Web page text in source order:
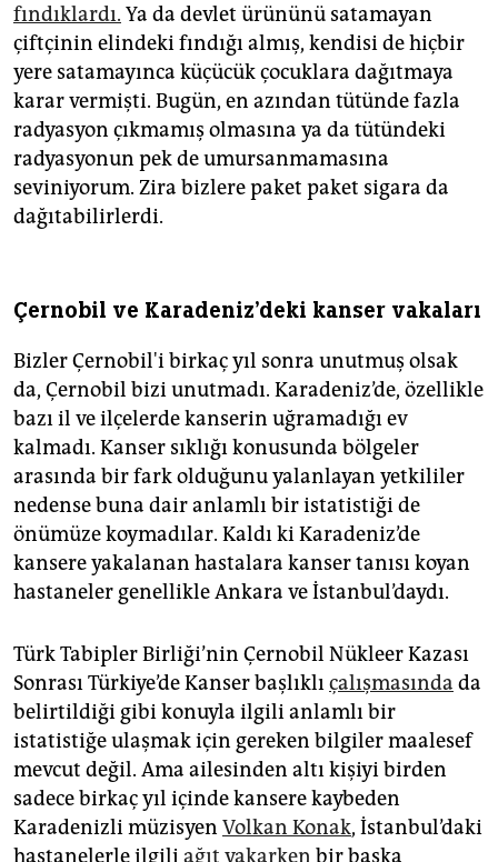
fındıklardı. Ya da devlet ürününü satamayan
çiftçinin elindeki fındığı almış, kendisi de hiçbir
yere satamayınca küçücük çocuklara dağıtmaya
karar vermişti. Bugün, en azından tütünde fazla
radyasyon çıkmamış olmasına ya da tütündeki
radyasyonun pek de umursanmamasına
seviniyorum. Zira bizlere paket paket sigara da
dağıtabilirlerdi.
Çernobil ve Karadeniz'deki kanser vakaları
Bizler Çernobil'i birkaç yıl sonra unutmuş olsak
da, Çernobil bizi unutmadı. Karadeniz’de, özellikle
bazı il ve ilçelerde kanserin uğramadığı ev
kalmadı. Kanser sıklığı konusunda bölgeler
arasında bir fark olduğunu yalanlayan yetkililer
nedense buna dair anlamlı bir istatistiği de
önümüze koymadılar. Kaldı ki Karadeniz’de
kansere yakalanan hastalara kanser tanısı koyan
hastaneler genellikle Ankara ve İstanbul’daydı.
Türk Tabipler Birliği’nin Çernobil Nükleer Kazası
Sonrası Türkiye’de Kanser başlıklıçalışmasında da
belirtildiği gibi konuyla ilgili anlamlı bir
istatistiğe ulaşmak için gereken bilgiler maalesef
mevcut değil. Ama ailesinden altı kişiyi birden
sadece birkaç yıl içinde kansere kaybeden
Karadenizli müzisyen Volkan Konak, İstanbul’daki
hastanelerle ilgili ağıt yakarken bir başka